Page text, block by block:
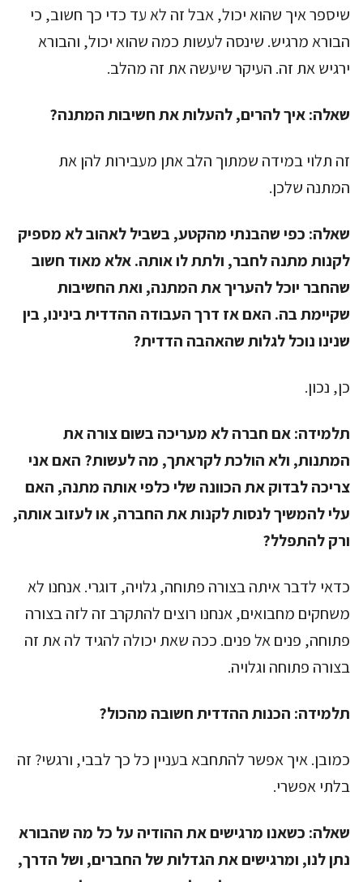
שיספר איך שהוא יכול, אבל זה לא עד כדי כך חשוב, כי
הבורא מרגיש. שינסה לעשות כמה שהוא יכול, והבורא
ירגיש את זה. העיקר שיעשה את זה מהלב.
שאלה:איך להרים, להעלות את חשיבות המתנה?
זה תלוי במידה שמתוך הלב אתן מעבירות להן את
המתנה שלכן.
שאלה: כפי שהבנתי מהקטע, בשביל לאהוב לא מספיק
לקנות מתנה לחבר, ולתת לו אותה. אלא מאוד חשוב
שהחבר יוכל להעריך את המתנה, ואת החשיבות
שקיימת בה. האם אז דרך העבודה ההדדית בינינו, בין
שנינו נוכל לגלות שהאהבה הדדית?
כן, נכון.
תלמידה:אם חברה לא מעריכה בשום צורה את
המתנות, ולא הולכת לקראתך, מה לעשות? האם אני
צריכה לבדוק את הכוונה שלי כלפי אותה מתנה, האם
עלי להמשיך לנסות לקנות את החברה, או לעזוב אותה,
ורק להתפלל?
כדאי לדבר איתה בצורה פתוחה, גלויה, דוגרי. אנחנו לא
משחקים מחבואים, אנחנו רוצים להתקרב זה לזה בצורה
פתוחה, פנים אל פנים. ככה שאת יכולה להגיד לה את זה
בצורה פתוחה וגלויה.
תלמידה: הכנות ההדדית חשובה מהכול?
כמובן. איך אפשר להתחבא בעניין כל כך לבבי, ורגשי? זה
בלתי אפשרי.
שאלה: כשאנו מרגישים את ההודיה על כל מה שהבורא
נתן לנו, ומרגישים את הגדלות של החברים, ושל הדרך,